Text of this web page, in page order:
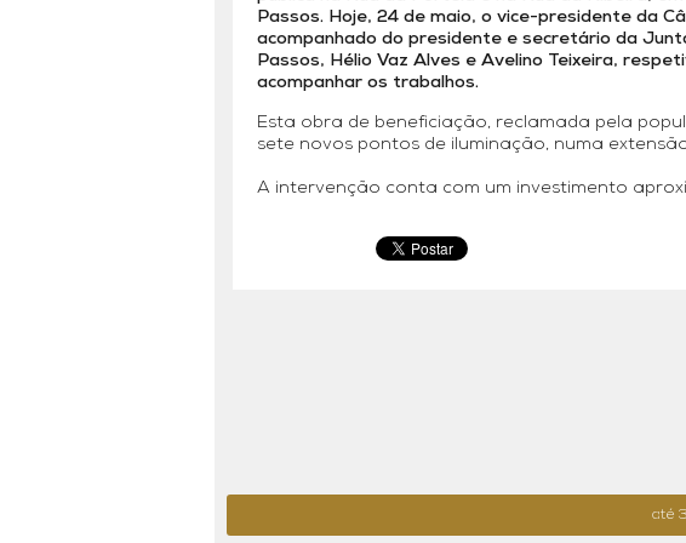
Passos. Hoje, 24 de maio, o vice-presidente da
acompanhado do presidente e secretário da
Passos, Hélio Vaz Alves e Avelino Teixeira,
acompanhar os trabalhos.
Esta obra de beneficiação, reclamada pela
sete novos pontos de iluminação, numa
A intervenção conta com um investimento
até 31